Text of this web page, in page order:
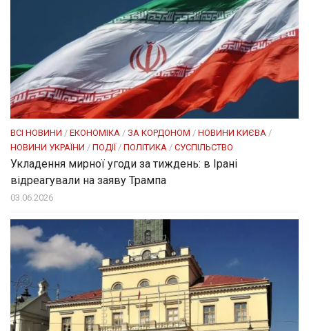
ВСІ НОВИНИ / ЕКОНОМІКА / ЗА КОРДОНОМ / НОВИНИ КИЄВА /
НОВИНИ УКРАЇНИ / ПОДІЇ / ПОЛІТИКА / СУСПІЛЬСТВО
Укладення мирної угоди за тиждень: в Ірані
відреагували на заяву Трампа
03.06.2026